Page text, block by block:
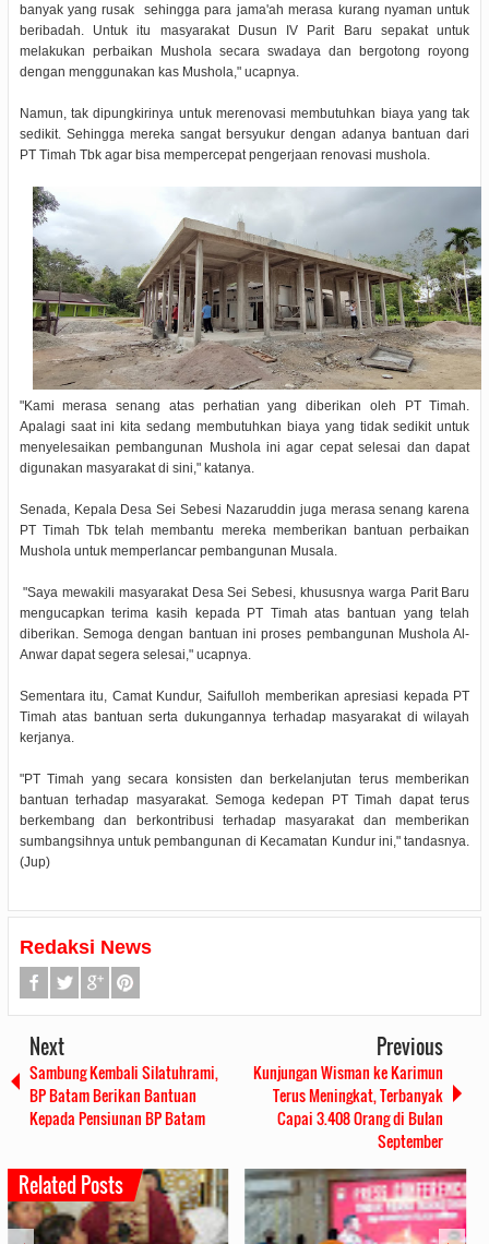
banyak yang rusak sehingga para jama'ah merasa kurang nyaman untuk
beribadah. Untuk itu masyarakat Dusun IV Parit Baru sepakat untuk
melakukan perbaikan Mushola secara swadaya dan bergotong royong
dengan menggunakan kas Mushola," ucapnya.
Namun, tak dipungkirinya untuk merenovasi membutuhkan biaya yang tak
sedikit. Sehingga mereka sangat bersyukur dengan adanya bantuan dari
PT Timah Tbk agar bisa mempercepat pengerjaan renovasi mushola.
"Kami merasa senang atas perhatian yang diberikan oleh PT Timah.
Apalagi saat ini kita sedang membutuhkan biaya yang tidak sedikit untuk
menyelesaikan pembangunan Mushola ini agar cepat selesai dan dapat
digunakan masyarakat di sini," katanya.
Senada, Kepala Desa Sei Sebesi Nazaruddin juga merasa senang karena
PT Timah Tbk telah membantu mereka memberikan bantuan perbaikan
Mushola untuk memperlancar pembangunan Musala.
"Saya mewakili masyarakat Desa Sei Sebesi, khususnya warga Parit Baru
mengucapkan terima kasih kepada PT Timah atas bantuan yang telah
diberikan. Semoga dengan bantuan ini proses pembangunan Mushola Al-
Anwar dapat segera selesai," ucapnya.
Sementara itu, Camat Kundur, Saifulloh memberikan apresiasi kepada PT
Timah atas bantuan serta dukungannya terhadap masyarakat di wilayah
kerjanya.
"PT Timah yang secara konsisten dan berkelanjutan terus memberikan
bantuan terhadap masyarakat. Semoga kedepan PT Timah dapat terus
berkembang dan berkontribusi terhadap masyarakat dan memberikan
sumbangsihnya untuk pembangunan di Kecamatan Kundur ini," tandasnya.
(Jup)
Redaksi News
Next
Sambung Kembali Silatuhrami,
BP Batam Berikan Bantuan
Kepada Pensiunan BP Batam
Previous
Kunjungan Wisman ke Karimun
Terus Meningkat, Terbanyak
Capai 3.408 Orang di Bulan
September
Related Posts